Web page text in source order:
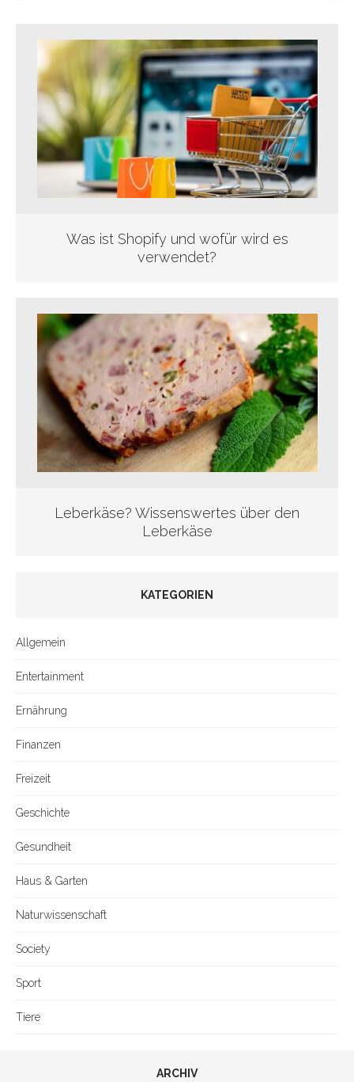
Was ist Shopify und wofür wird es
verwendet?
Leberkäse? Wissenswertes über den
Leberkäse
KATEGORIEN
Allgemein
Entertainment
Ernährung
Finanzen
Freizeit
Geschichte
Gesundheit
Haus & Garten
Naturwissenschaft
Society
Sport
Tiere
ARCHIV